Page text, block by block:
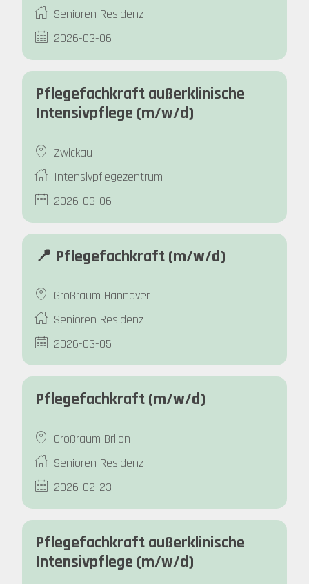
Senioren Residenz
2026-03-06
Pflegefachkraft außerklinische
Intensivpflege (m/w/d)
Zwickau
Intensivpflegezentrum
2026-03-06
📍 Pflegefachkraft (m/w/d)
Großraum Hannover
Senioren Residenz
2026-03-05
Pflegefachkraft (m/w/d)
Großraum Brilon
Senioren Residenz
2026-02-23
Pflegefachkraft außerklinische
Intensivpflege (m/w/d)